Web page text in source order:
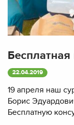
Бесплатная
22.04.2019
19 апреля наш
Борис
Бесплатную